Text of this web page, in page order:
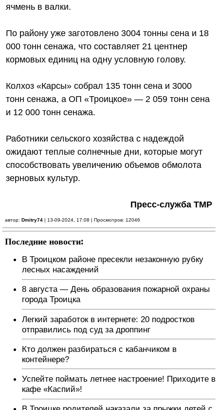
ячмень в валки.
По району уже заготовлено 3004 тонны сена и 18
000 тонн сенажа, что составляет 21 центнер
кормовых единиц на одну условную голову.
Колхоз «Карсы» собрал 135 тонн сена и 3000
тонн сенажа, а ОП «Троицкое» — 2 059 тонн сена
и 12 000 тонн сенажа.
Работники сельского хозяйства с надеждой
ожидают теплые солнечные дни, которые могут
способствовать увеличению объемов обмолота
зерновых культур.
Пресс-служба ТМР
автор: Dmitry74 | 13-09-2024, 17:08 | Просмотров: 12046
Последние новости:
В Троицком районе пресекли незаконную рубку
лесных насаждений
8 августа — День образования пожарной охраны
города Троицка
Легкий заработок в интернете: 20 подростков
отправились под суд за дроппинг
Кто должен разбираться с кабанчиком в
контейнере?
Успейте поймать летнее настроение! Приходите в
кафе «Каспий»!